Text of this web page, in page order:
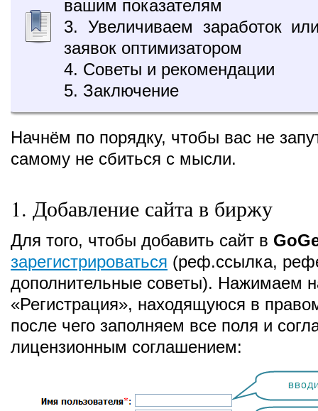
вашим показателям
3. Увеличиваем заработок
заявок оптимизатором
4. Советы и рекомендации
5. Заключение
Начнём по порядку, чтобы вас не
самому не сбиться с мысли.
1. Добавление сайта в биржу
Для того, чтобы добавить сайт в
зарегистрироваться (реф.ссылка,
дополнительные советы). Нажимаем
«Регистрация», находящуюся в
после чего заполняем все поля и
лицензионным соглашением: